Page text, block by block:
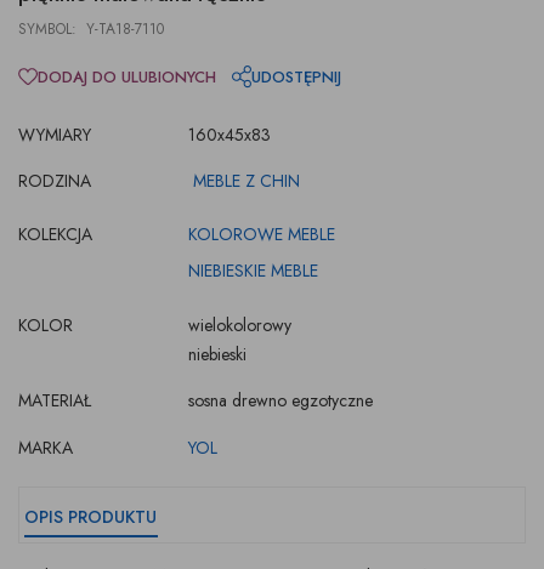
SYMBOL: Y-TA18-7110
WYMIARY
160x45x83
RODZINA
MEBLE Z CHIN
KOLEKCJA
KOLOROWE MEBLE
NIEBIESKIE MEBLE
KOLOR
wielokolorowy
niebieski
MATERIAŁ
sosna drewno egzotyczne
MARKA
YOL
DODAJ DO ULUBIONYCH UDOSTĘPNIJ
OPIS PRODUKTU